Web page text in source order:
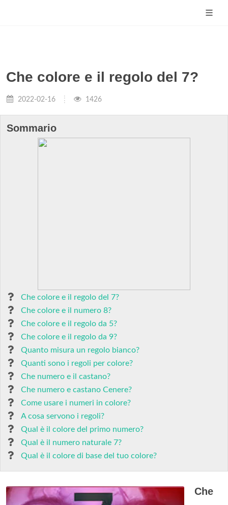
Che colore e il regolo del 7?
2022-02-16 1426
Sommario
Che colore e il regolo del 7?
Che colore e il numero 8?
Che colore e il regolo da 5?
Che colore e il regolo da 9?
Quanto misura un regolo bianco?
Quanti sono i regoli per colore?
Che numero e il castano?
Che numero e castano Cenere?
Come usare i numeri in colore?
A cosa servono i regoli?
Qual è il colore del primo numero?
Qual è il numero naturale 7?
Qual è il colore di base del tuo colore?
Che